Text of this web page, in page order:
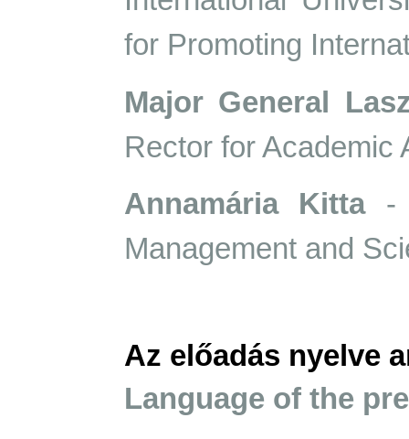
for Promoting
Major General
Rector for Academic
Annamária Kitta-
Management and
Az előadás nyelve
Language of the